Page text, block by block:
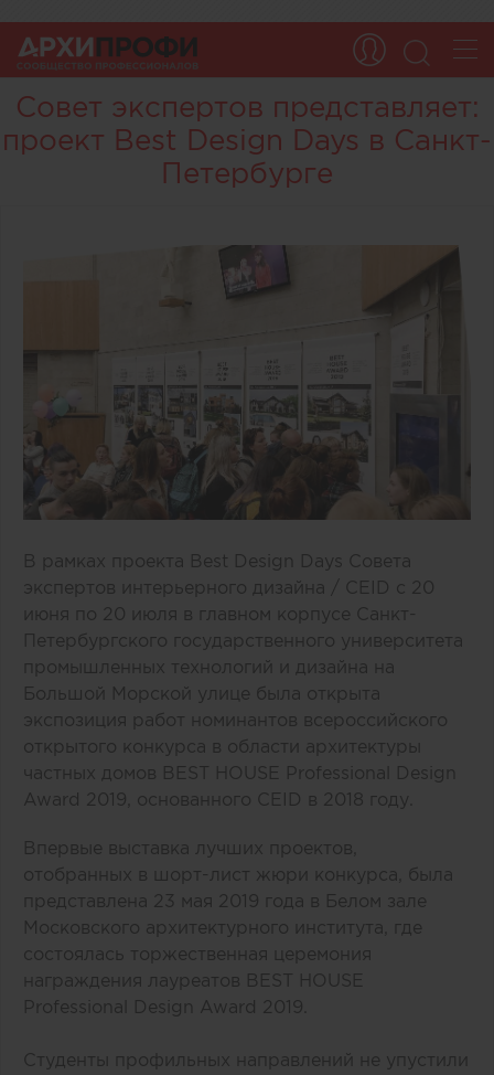
Совет экспертов представляет:
проект Best Design Days в Санкт-
Петербурге
В рамках проекта Best Design Days Совета
экспертов интерьерного дизайна / CEID с 20
июня по 20 июля в главном корпусе Санкт-
Петербургского государственного университета
промышленных технологий и дизайна на
Большой Морской улице была открыта
экспозиция работ номинантов всероссийского
открытого конкурса в области архитектуры
частных домов BEST HOUSE Professional Design
Award 2019, основанного CEID в 2018 году.
Впервые выставка лучших проектов,
отобранных в шорт-лист жюри конкурса, была
представлена 23 мая 2019 года в Белом зале
Московского архитектурного института, где
состоялась торжественная церемония
награждения лауреатов BEST HOUSE
Professional Design Award 2019.
Студенты профильных направлений не упустили